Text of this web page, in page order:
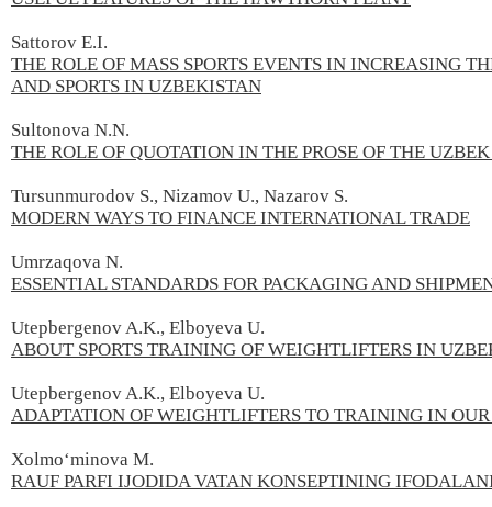
Sattorov E.I.
THE ROLE OF MASS SPORTS EVENTS IN INCREASING
AND SPORTS IN UZBEKISTAN
Sultonova N.N.
THE ROLE OF QUOTATION IN THE PROSE OF THE
Tursunmurodov S., Nizamov U., Nazarov S.
MODERN WAYS TO FINANCE INTERNATIONAL TRADE
Umrzaqova N.
ESSENTIAL STANDARDS FOR PACKAGING AND
Utepbergenov A.K., Elboyeva U.
ABOUT SPORTS TRAINING OF WEIGHTLIFTERS IN
Utepbergenov A.K., Elboyeva U.
ADAPTATION OF WEIGHTLIFTERS TO TRAINING IN
Xolmoʻminova М.
RAUF PARFI IJODIDA VATAN KONSEPTINING